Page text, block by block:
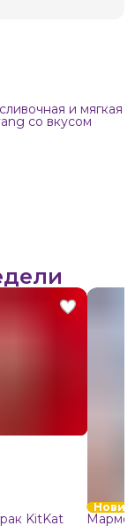
и мягкая
со вкусом
KitKat